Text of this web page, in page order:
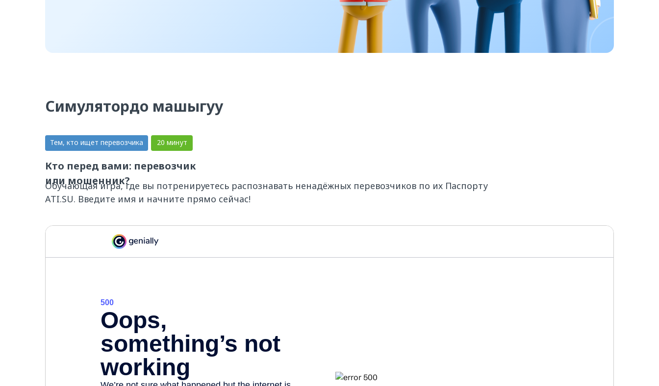
Симулятордо машыгуу
Кто перед вами: перевозчик
или мошенник?
Обучающая игра, где вы потренируетесь распознавать ненадёжных перевозчиков по их Паспорту
ATI.SU. Введите имя и начните прямо сейчас!
20 минут
Тем, кто ищет перевозчика